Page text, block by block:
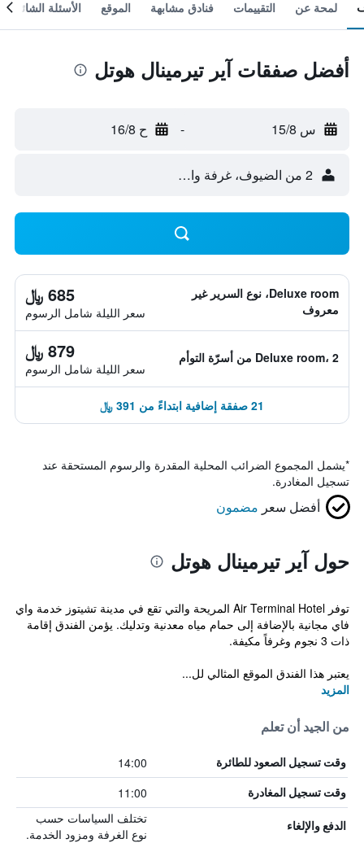
لمحة عن التقييمات فنادق مشابهة الموقع الأسئلة الشائعة
أفضل صفقات آير تيرمينال هوتل
س 15/8 - ح 16/8
2 من الضيوف، غرفة واحدة
Deluxe room، نوع السرير غير
معروف
685 ﷼
سعر الليلة شامل الرسوم
Deluxe room، 2 من أسرّة التوأم 879 ﷼
سعر الليلة شامل الرسوم
21 صفقة إضافية ابتداءً من 391 ﷼
*يشمل المجموع الضرائب المحلية المقدرة والرسوم المستحقة عند
تسجيل المغادرة.
أفضل سعر مضمون
حول آير تيرمينال هوتل
توفر Air Terminal Hotel المريحة والتي تقع في مدينة تشيتوز خدمة واي
فاي مجانية بالإضافة إلى حمام مياه معدنية وتدليك. يؤمن الفندق إقامة
ذات 3 نجوم وغرفاً مكيفة.
يعتبر هذا الفندق الموقع المثالي لل...
المزيد
من الجيد أن تعلم
وقت تسجيل الصعود للطائرة 14:00
وقت تسجيل المغادرة 11:00
الدفع والإلغاء
تختلف السياسات حسب
نوع الغرفة ومزود الخدمة.